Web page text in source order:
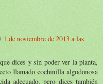
1 de noviembre de 2013 a las
dices y sin poder ver la planta,
llamado cochinilla algodonosa
adecuado, pero dices también